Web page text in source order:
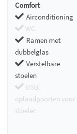
Comfort
Airconditioning
WC
Ramen met
dubbelglas
Verstelbare
stoelen
USB-
oplaadpoorten voor
stoelen